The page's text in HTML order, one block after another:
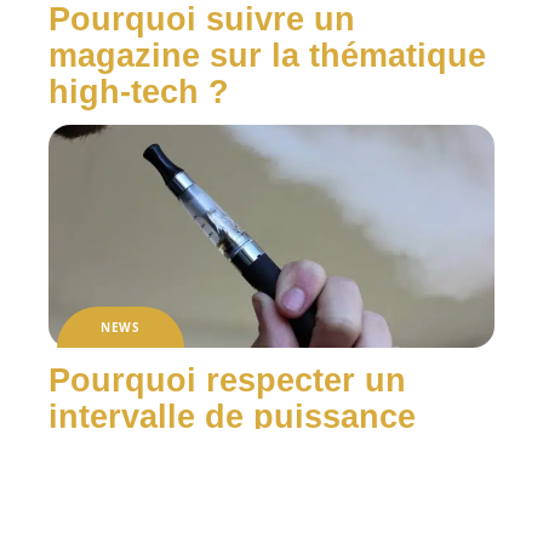
Pourquoi suivre un
magazine sur la thématique
high-tech ?
NEWS
Pourquoi respecter un
intervalle de puissance